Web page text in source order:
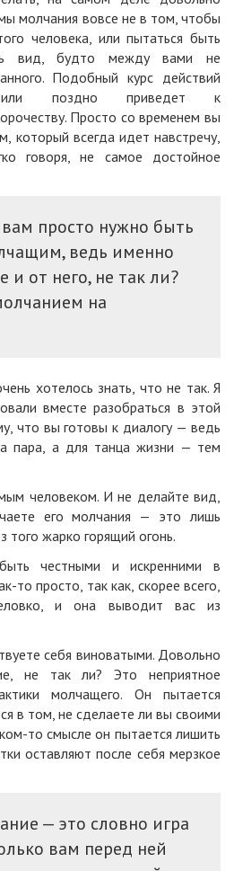
молчания вовсе не в том, чтобы
человека, или пытаться быть
вид, будто между вами не
Подобный курс действий
поздно приведет к
Просто со временем вы
который всегда идет навстречу,
говоря, не самое достойное
просто нужно быть
ведь именно
и от него, не так ли?
на
хотелось знать, что не так. Я
вместе разобраться в этой
что вы готовы к диалогу — ведь
пара, а для танца жизни — тем
человеком. И не делайте вид,
его молчания — это лишь
того жарко горящий огонь.
честными и искренними в
то просто, так как, скорее всего,
и она выводит вас из
себя виноватыми. Довольно
не так ли? Это неприятное
молчащего. Он пытается
в том, не сделаете ли вы своими
то смысле он пытается лишить
оставляют после себя мерзкое
— это словно игра
вам перед ней